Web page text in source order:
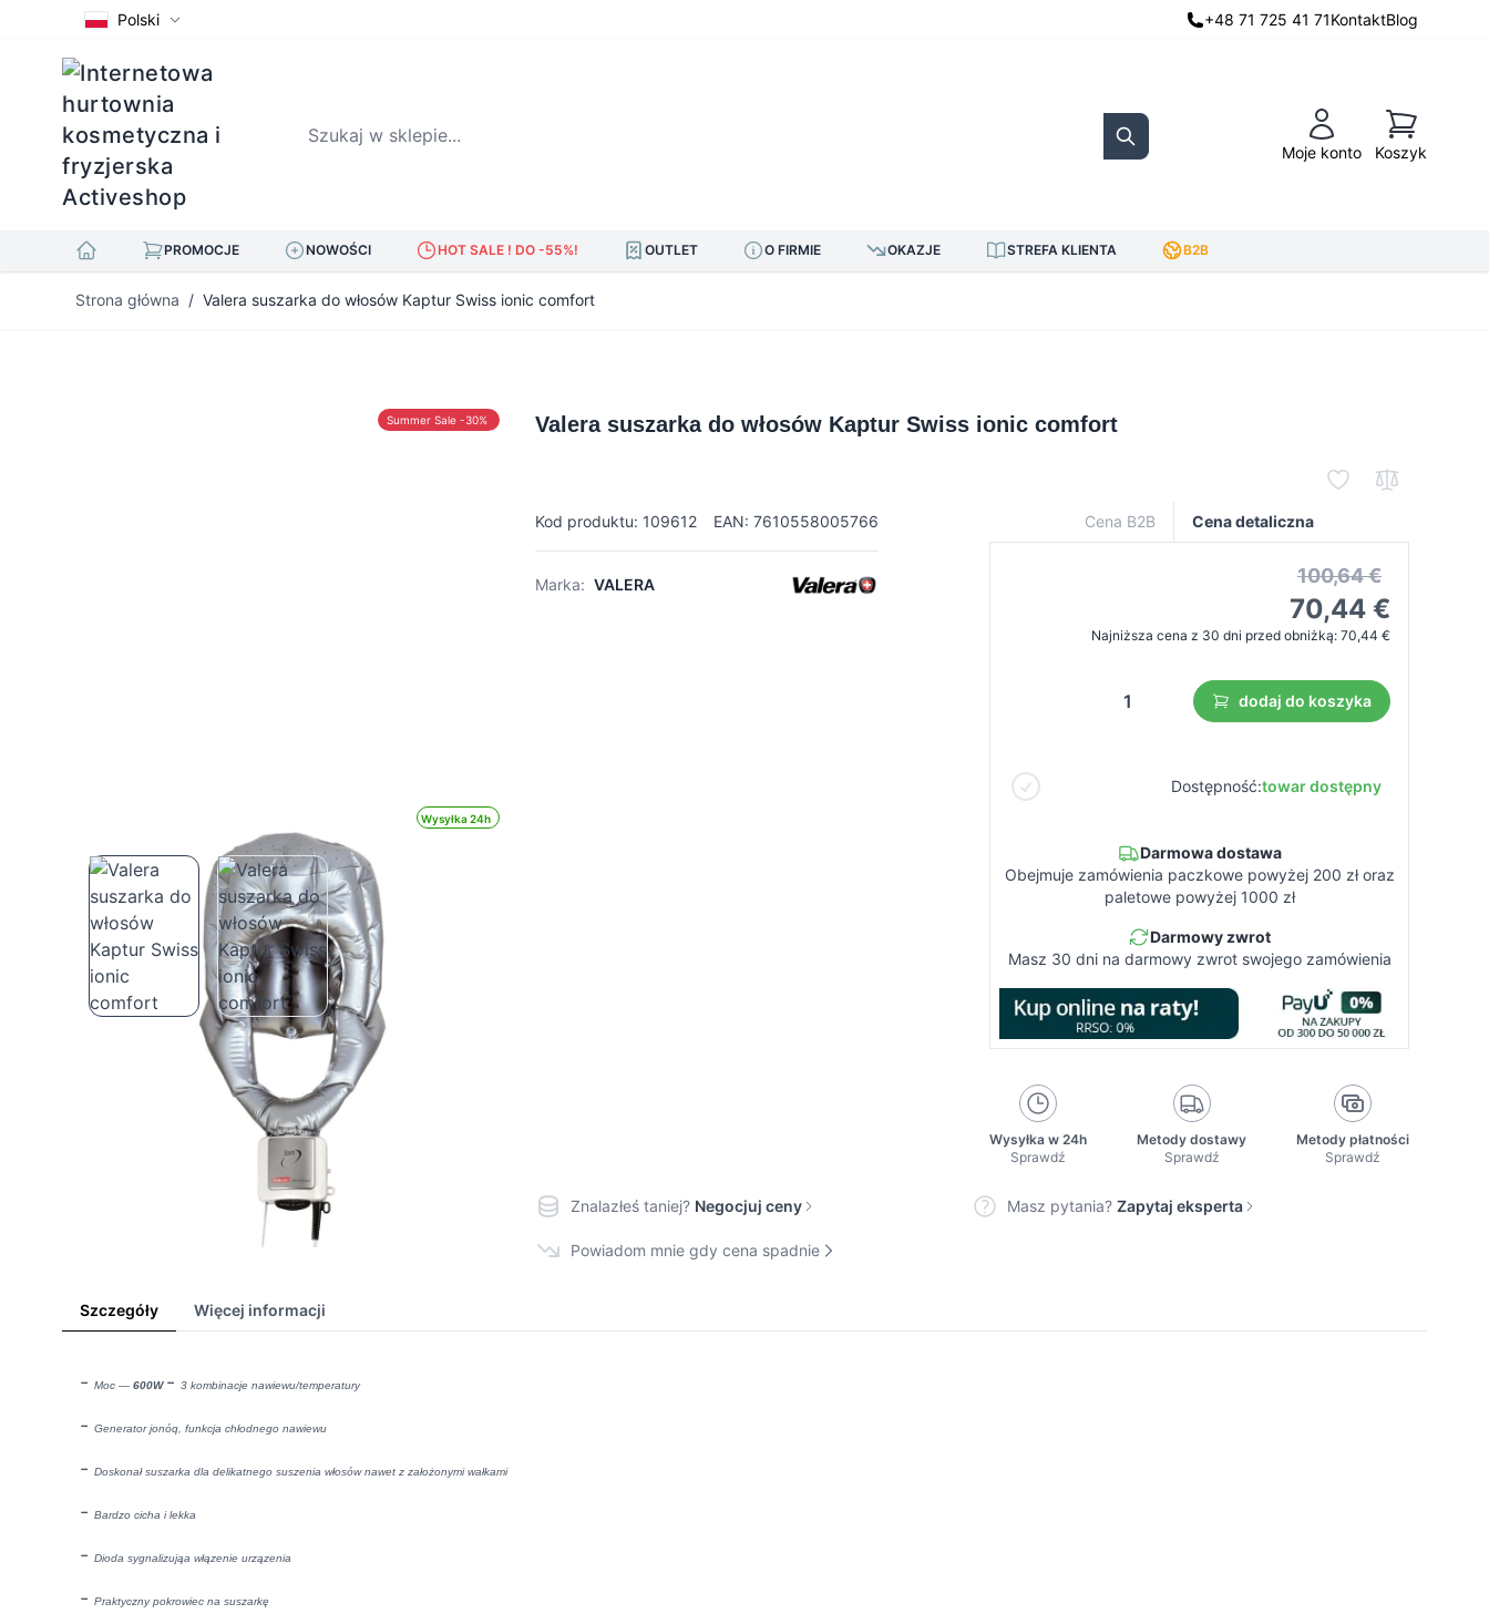
Polski +48 71 725 41 71KontaktBlog
Szukaj w sklepie...
Search Moje konto
Koszyk
Koszyk
PROMOCJE NOWOŚCI HOT SALE ! DO -55%! OUTLET O FIRMIE OKAZJE STREFA KLIENTA B2B
Strona główna / Valera suszarka do włosów Kaptur Swiss ionic comfort
Wysyłka 24h
Summer Sale -30% Valera suszarka do włosów Kaptur Swiss ionic comfort
Kod produktu: 109612 EAN: 7610558005766
Marka: VALERA
Cena B2B Cena detaliczna
100,64 €
70,44 €
Najniższa cena z 30 dni przed obniżką: 70,44 €
dodaj do koszyka
Dostępność:towar dostępny
Darmowa dostawa
Obejmuje zamówienia paczkowe powyżej 200 zł oraz
paletowe powyżej 1000 zł
Darmowy zwrot
Masz 30 dni na darmowy zwrot swojego zamówienia
Wysyłka w 24h
Sprawdź
Metody dostawy
Sprawdź
Metody płatności
Sprawdź
Znalazłeś taniej? Negocjuj ceny Masz pytania? Zapytaj eksperta
Powiadom mnie gdy cena spadnie
Szczegóły Więcej informacji
- Moc — 600W - 3 kombinacje nawiewu/temperatury
- Generator jonóq, funkcja chłodnego nawiewu
- Doskonał suszarka dla delikatnego suszenia włosów nawet z założonymi wałkami
- Bardzo cicha i lekka
- Dioda sygnalizująa włązenie urzązenia
- Praktyczny pokrowiec na suszarkę